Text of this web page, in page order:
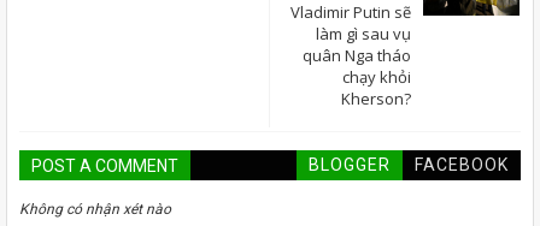
Vladimir Putin sẽ
làm gì sau vụ
quân Nga tháo
chạy khỏi
Kherson?
POST A COMMENT BLOGGER FACEBOOK
Không có nhận xét nào